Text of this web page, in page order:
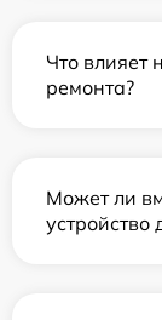
Что влияет
ремонта?
Может ли
устройство